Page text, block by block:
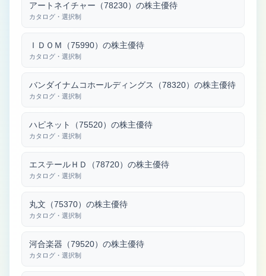
アートネイチャー（78230）の株主優待
カタログ・選択制
ＩＤＯＭ（75990）の株主優待
カタログ・選択制
バンダイナムコホールディングス（78320）の株主優待
カタログ・選択制
ハピネット（75520）の株主優待
カタログ・選択制
エステールＨＤ（78720）の株主優待
カタログ・選択制
丸文（75370）の株主優待
カタログ・選択制
河合楽器（79520）の株主優待
カタログ・選択制